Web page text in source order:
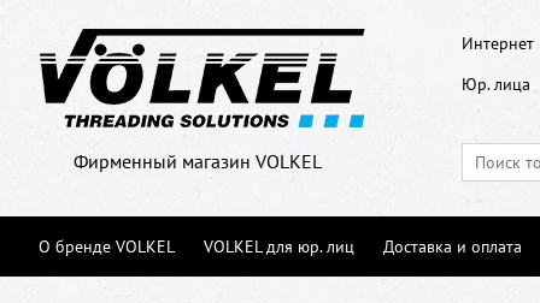
Фирменный магазин VOLKEL
Интернет
Юр. лица
О бренде VOLKEL VOLKEL для юр. лиц Доставка и оплата